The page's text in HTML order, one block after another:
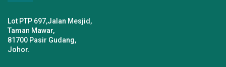
Lot PTP 697,Jalan Mesjid,
Taman Mawar,
81700 Pasir Gudang,
Johor.